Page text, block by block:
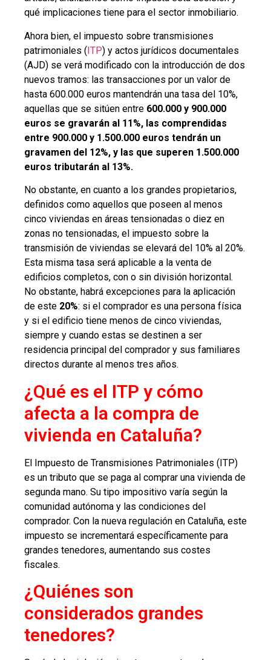
qué implicaciones tiene para el sector inmobiliario.
Ahora bien, el impuesto sobre transmisiones
patrimoniales (ITP) y actos jurídicos documentales
(AJD) se verá modificado con la introducción de dos
nuevos tramos: las transacciones por un valor de
hasta 600.000 euros mantendrán una tasa del 10%,
aquellas que se sitúen entre 600.000 y 900.000
euros se gravarán al 11%, las comprendidas
entre 900.000 y 1.500.000 euros tendrán un
gravamen del 12%, y las que superen 1.500.000
euros tributarán al 13%.
No obstante, en cuanto a los grandes propietarios,
definidos como aquellos que poseen al menos
cinco viviendas en áreas tensionadas o diez en
zonas no tensionadas, el impuesto sobre la
transmisión de viviendas se elevará del 10% al 20%.
Esta misma tasa será aplicable a la venta de
edificios completos, con o sin división horizontal.
No obstante, habrá excepciones para la aplicación
de este 20%: si el comprador es una persona física
y si el edificio tiene menos de cinco viviendas,
siempre y cuando estas se destinen a ser
residencia principal del comprador y sus familiares
directos durante al menos tres años.
¿Qué es el ITP y cómo
afecta a la compra de
vivienda en Cataluña?
El Impuesto de Transmisiones Patrimoniales (ITP)
es un tributo que se paga al comprar una vivienda de
segunda mano. Su tipo impositivo varía según la
comunidad autónoma y las condiciones del
comprador. Con la nueva regulación en Cataluña, este
impuesto se incrementará específicamente para
grandes tenedores, aumentando sus costes
fiscales.
¿Quiénes son
considerados grandes
tenedores?